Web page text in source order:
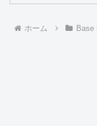
ホーム Base